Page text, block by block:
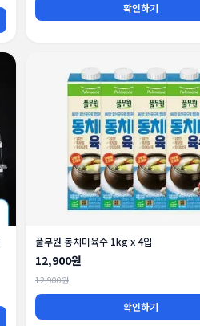
확인하기
풀무원 동치미육수 1kg x 4입
12,900원
12,900원
확인하기